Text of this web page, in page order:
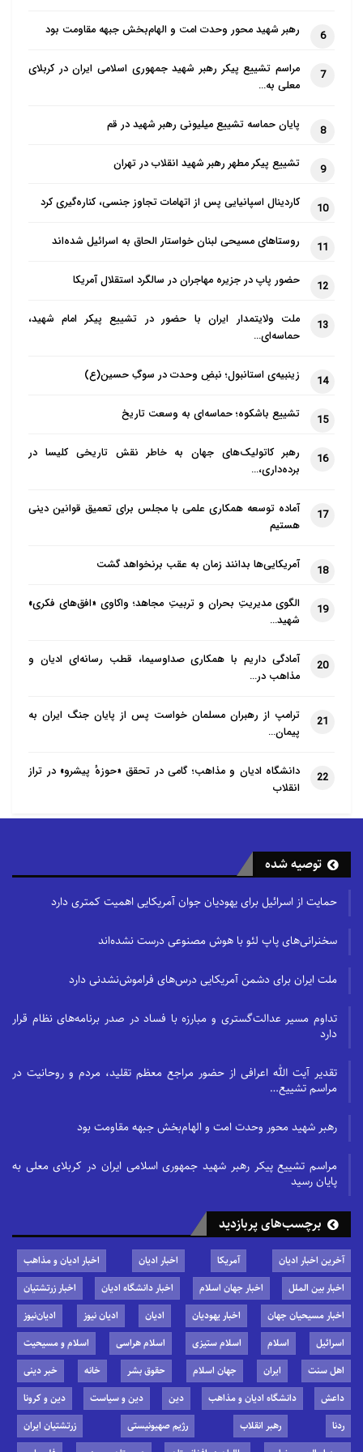
جاودانه شد زیرا مرگ شهدا به معنای جاودانگی آن ها
است و شهدا با اخلاص ترین فرزندان یک ملت بشمار می
چه پراحساس و آموزنده است واقعه ای که چندی پیش از
چند ماه پیش از این در نشستی در ایروان که جوانانی از
کشورهای مختلف و از جمله سوریه، لبنان و ایران نیز در
نماینده ارامنه تهران و شمال در مجلس شورای اسلامی
نزدیک شده و از او درباره سردار قاسم سلیمانی می پرسند.
دکتر کارن خانلری پاسخ می دهند، او را از نزدیک زیارت
نکرده ام اما وصف شجاعت و مهربانی او را بسیار شنیده
این جوانان می گویند، از شما صمیمانه خواهش می کنیم
در مراجعت به تهران از جانب ما روی ایشان را ببوسید و
ایشان صخره ای بود که در تمام طول جنگ به آن اتکا کرده
در مراجعت به تهران نماینده ارامنه تهران و شمال به
شهر حلب را اجابت کرده است. در این دیدار سردار نماینده
می کند.
آری، ده ها هزار نفر اکنون دلتنگ سردار هستند و یاد و
خاطره او را زنده نگه خواهند داشت.
یاد و خاطره اشخاص نیکوکار قرین رحمت باد.
خلیفه ارامنه تهران
۱۲ ژانویه ۲۰۲۰
6 رهبر شهید محور وحدت امت و الهام‌بخش جبهه مقاومت بود
7
مراسم تشییع پیکر رهبر شهید جمهوری اسلامی ایران در کربلای
معلی به…
8 پایان حماسه تشییع میلیونی رهبر شهید در قم
9 تشییع پیکر مطهر رهبر شهید انقلاب در تهران
10 کاردینال اسپانیایی پس از اتهامات تجاوز جنسی، کناره‌گیری کرد
11 روستاهای مسیحی لبنان خواستار الحاق به اسرائیل شده‌اند
12 حضور پاپ در جزیره مهاجران در سالگرد استقلال آمریکا
13
ملت ولایتمدار ایران با حضور در تشییع پیکر امام شهید،
حماسه‌ای…
14 زینبیه‌ی استانبول؛ نبضِ وحدت در سوگِ حسین(ع)
15 تشییع باشکوه؛ حماسه‌ای به وسعت تاریخ
16
رهبر کاتولیک‌های جهان به خاطر نقش تاریخی کلیسا در
برده‌داری،…
17
آماده توسعه همکاری علمی با مجلس برای تعمیق قوانین دینی
هستیم
18 آمریکایی‌ها بدانند زمان به عقب برنخواهد گشت
19
الگوی مدیریتِ بحران و تربیتِ مجاهد؛ واکاوی «افق‌های فکری»
شهید…
20
آمادگی داریم با همکاری صداوسیما، قطب رسانه‌ای ادیان و
مذاهب در…
21
ترامپ از رهبران مسلمان خواست پس از پایان جنگ ایران به
پیمان…
22
دانشگاه ادیان و مذاهب؛ گامی در تحقق «حوزهٔ پیشرو» در تراز
انقلاب
توصیه شده
حمایت از اسرائیل برای یهودیان جوان آمریکایی اهمیت کمتری دارد
سخنرانی‌های پاپ لئو با هوش مصنوعی درست نشده‌اند
ملت ایران برای دشمن آمریکایی درس‌های فراموش‌نشدنی دارد
تداوم مسیر عدالت‌گستری و مبارزه با فساد در صدر برنامه‌های نظام قرار
دارد
تقدیر آیت الله اعرافی از حضور مراجع معظم تقلید، مردم و روحانیت در
مراسم تشییع…
رهبر شهید محور وحدت امت و الهام‌بخش جبهه مقاومت بود
مراسم تشییع پیکر رهبر شهید جمهوری اسلامی ایران در کربلای معلی به
پایان رسید
برچسب‌های پربازدید
آخرین اخبار ادیان آمریکا اخبار ادیان
اخبار ادیان و مذاهب
اخبار بین الملل
اخبار جهان اسلام اخبار دانشگاه ادیان
اخبار زرتشتیان
اخبار مسیحیان جهان
اخبار یهودیان ادیان ادیان نیوز
ادیان‌نیوز
اسرائیل
اسلام اسلام ستیزی اسلام هراسی
اسلام و مسیحیت
اهل سنت
ایران جهان اسلام حقوق بشر خانه
خبر دینی
داعش
دانشگاه ادیان و مذاهب دین دین و سیاست
دین و کرونا
ردنا
رهبر انقلاب رژیم صهیونیستی
زرتشتیان ایران